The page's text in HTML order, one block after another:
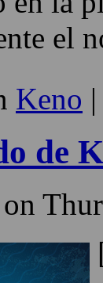
el
Keno |
de
on